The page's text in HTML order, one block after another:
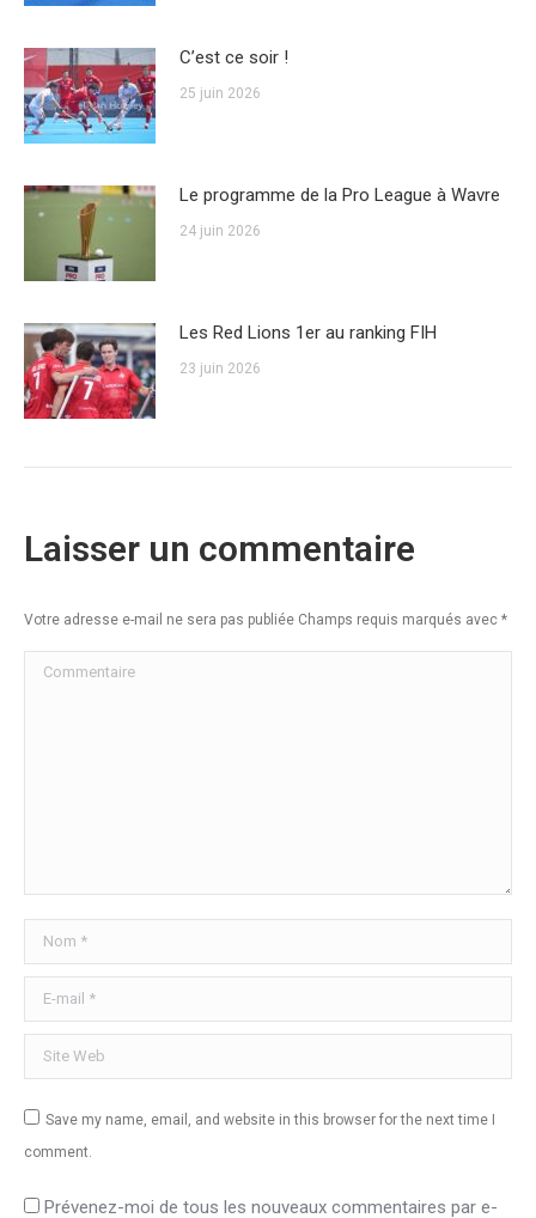
C’est ce soir !
25 juin 2026
Le programme de la Pro League à Wavre
24 juin 2026
Les Red Lions 1er au ranking FIH
23 juin 2026
Laisser un commentaire
Votre adresse e-mail ne sera pas publiée Champs requis marqués avec *
Commentaire
Nom *
E-mail *
Site Web
Save my name, email, and website in this browser for the next time I
comment.
Prévenez-moi de tous les nouveaux commentaires par e-